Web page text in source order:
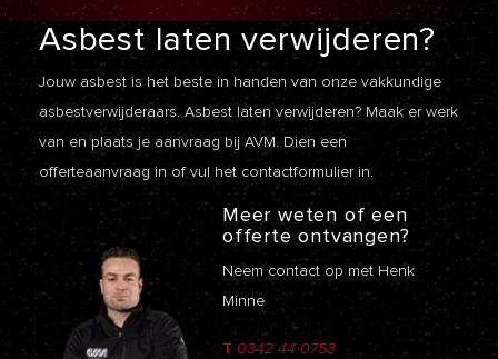
Asbest latenverwijderen?
Jouw asbest is het beste in handen van onze vakkundige
asbestverwijderaars. Asbest laten verwijderen? Maak er werk
van en plaats je aanvraag bij AVM. Dien een
offerteaanvraagin of vul het contactformulier in.
Meer weten of een
offerte ontvangen?
Neem contact op met Henk
Minne
T 0342 44 0753